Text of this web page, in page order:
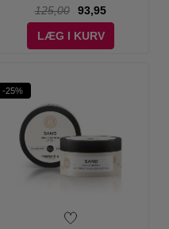
125,00
93,95
LÆG I KURV
-25%